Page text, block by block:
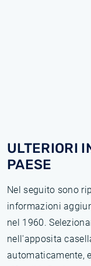
ULTERIORI
PAESE
Nel seguito sono
informazioni
nel 1960.
nell'apposita
automaticamente,